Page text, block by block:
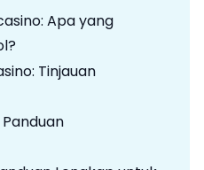
Apa yang
Tinjauan